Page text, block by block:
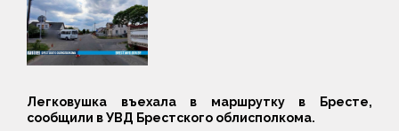
Легковушка въехала в маршрутку в Бресте,
сообщили в УВД Брестского облисполкома.